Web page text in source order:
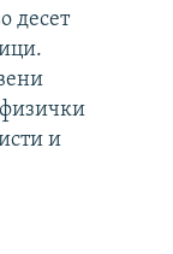
десет
физички
и